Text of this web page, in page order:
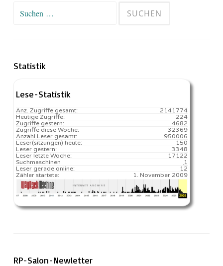
Suchen
Statistik
Lese-Statistik
2141774
Anz. Zugriffe gesamt:
224
Heutige Zugriffe:
4682
Zugriffe gestern:
32369
Zugriffe diese Woche:
950006
Anzahl Leser gesamt:
150️
Leser(sitzungen) heute:
3348
Leser gestern:
17122️
Leser letzte Woche:
1
Suchmaschinen
12
Leser gerade online:
1. November 2009
Zähler startete:
RP-Salon-Newletter